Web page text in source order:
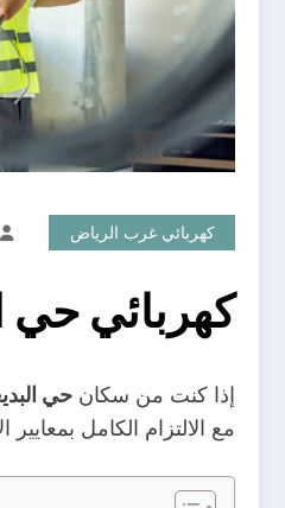
كهربائي غرب الرياض
كهربائي حي
إذا كنت من سكان حي
مع الالتزام الكامل